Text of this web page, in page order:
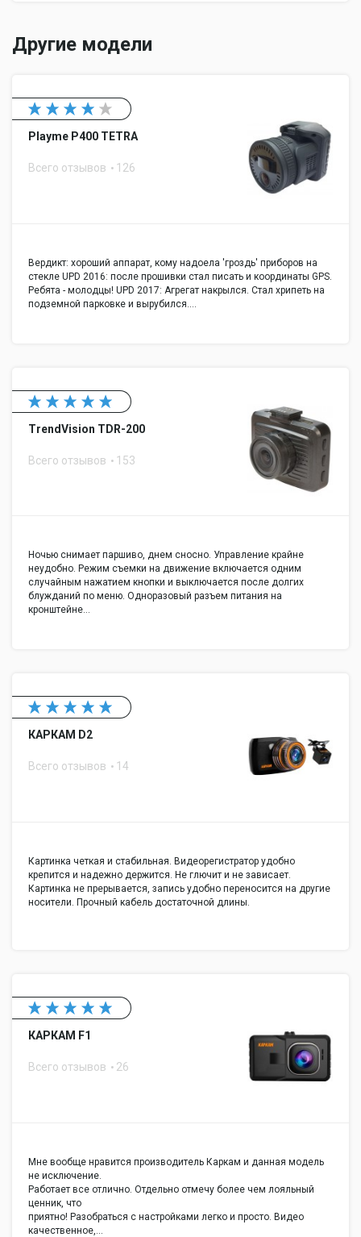
Другие модели
Playme P400 TETRA
Всего отзывов 126
Вердикт: хороший аппарат, кому надоела 'гроздь' приборов на
стекле UPD 2016: после прошивки стал писать и координаты GPS.
Ребята - молодцы! UPD 2017: Агрегат накрылся. Стал хрипеть на
подземной парковке и вырубился.…
TrendVision TDR-200
Всего отзывов 153
Ночью снимает паршиво, днем сносно. Управление крайне
неудобно. Режим съемки на движение включается одним
случайным нажатием кнопки и выключается после долгих
блужданий по меню. Одноразовый разъем питания на
кронштейне…
КАРКАМ D2
Всего отзывов 14
Картинка четкая и стабильная. Видеорегистратор удобно
крепится и надежно держится. Не глючит и не зависает.
Картинка не прерывается, запись удобно переносится на другие
носители. Прочный кабель достаточной длины.
КАРКАМ F1
Всего отзывов 26
Мне вообще нравится производитель Каркам и данная модель
не исключение.
Работает все отлично. Отдельно отмечу более чем лояльный
ценник, что
приятно! Разобраться с настройками легко и просто. Видео
качественное,…